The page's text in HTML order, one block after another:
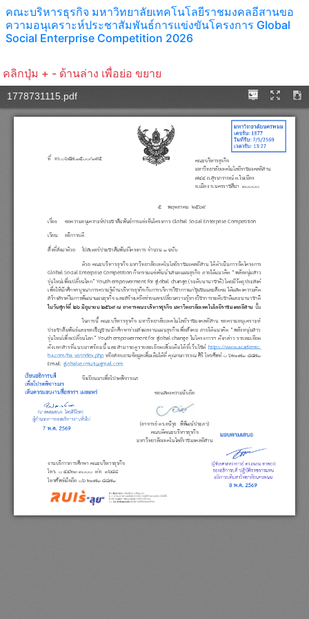
คณะบริหารธุรกิจ มหาวิทยาลัยเทคโนโลยีราชมงคลอีสานขอ
ความอนุเคราะห์ประชาสัมพันธ์การแข่งขันโครงการ Global
Social Enterprise Competition 2026
คลิกปุ่ม + - ด้านล่าง เพื่อย่อ ขยาย